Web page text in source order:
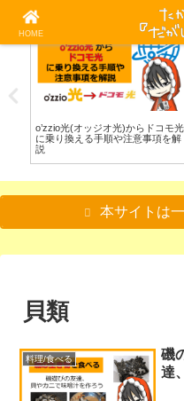
光回線
o’zzio光(オッジオ光)からドコモ光
に乗り換える手順や注意事項を解
説
本サイトは
貝類
料理/食べる
磯
達
HOME